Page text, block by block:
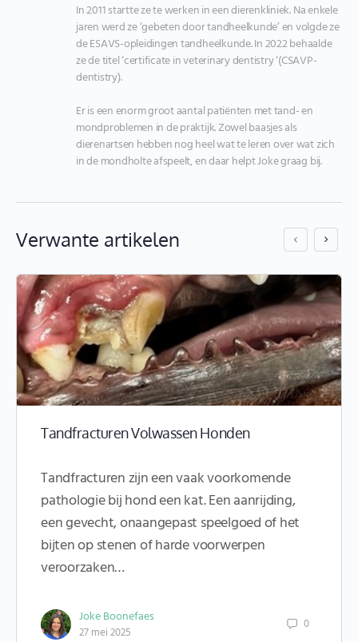
In 2011 startte ze te werken in een dierenkliniek. Na enkele
jaren werd ze ‘gebeten door tandheelkunde’ en volgde ze
de ESAVS-opleidingen tandheelkunde. In 2022 behaalde
ze de titel ‘certificate in veterinary dentistry ‘(CSAVP-
dentistry).
Er is een enorm groot aantal patiënten met tand- en
mondproblemen in de praktijk. Zowel baasjes als
dierenartsen hebben nog heel wat te leren over wat zich
in de mondholte afspeelt, en daar helpt Joke graag bij.
Verwante artikelen
Tandfracturen Volwassen Honden
Tandfracturen zijn een vaak voorkomende
pathologie bij hond een kat. Een aanrijding,
een gevecht, onaangepast speelgoed of het
bijten op stenen of harde voorwerpen
veroorzaken…
Joke Boonefaes
27 mei 2025 0